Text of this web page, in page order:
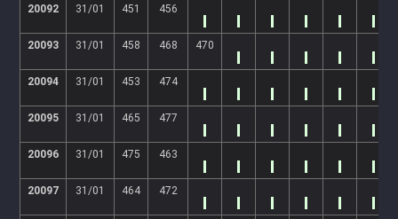
20092 31/01 451 456
20093 31/01 458 468 470
20094 31/01 453 474
20095 31/01 465 477
20096 31/01 475 463
20097 31/01 464 472